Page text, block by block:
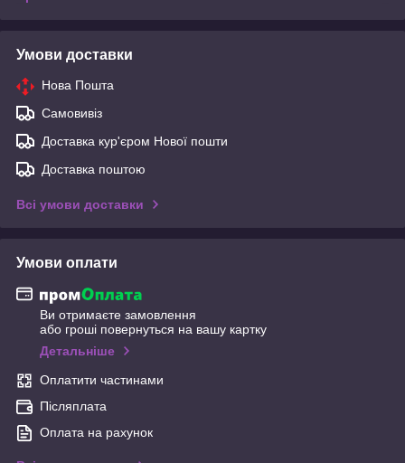
Умови доставки
Нова Пошта
Самовивіз
Доставка кур'єром Нової пошти
Доставка поштою
Всі умови доставки
Умови оплати
Ви отримаєте замовлення
або гроші повернуться на вашу картку
Детальніше
Оплатити частинами
Післяплата
Оплата на рахунок